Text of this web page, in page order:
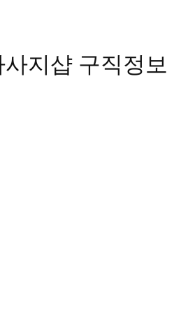
지샵 구직정보